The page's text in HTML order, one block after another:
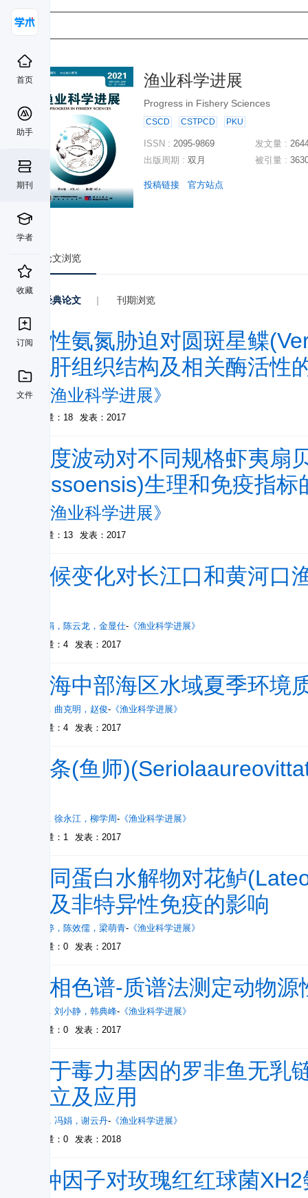
首页
助手
期刊
学者
收藏
订阅
文件
渔业科学进展
Progress in Fishery Sciences
CSCD CSTPCD PKU
ISSN : 2095-9869
出版周期 : 双月
发文量 :
被引量 :
投稿链接 官方站点
论文浏览
经典论文 | 刊期浏览
急性氨氮胁迫对圆斑星鲽
和肝组织结构及相关酶活性
- 《渔业科学进展》
被引量：18 发表：2017
温度波动对不同规格虾夷扇
yessoensis)生理和免疫指标
《渔业科学进展》
被引量：13 发表：2017
气候变化对长江口和黄河
单秀娟 ， 陈云龙 ， 金显仕- 《渔业科学进展》
被引量：4
发表：2017
渤海中部海区水域夏季环境
， 曲克明 ， 赵俊- 《渔业科学进展》
被引量：4
发表：2017
黄条(鱼师
， 徐永江 ， 柳学周- 《渔业科学进展》
被引量：1
发表：2017
不同蛋白水解物对花鲈
能及非特异性免疫的影响
张婷婷 ， 陈效儒 ， 梁萌青- 《渔业科学进展》
被引量：0
发表：2017
气相色谱-质谱法测定动物
， 刘小静 ， 韩典峰- 《渔业科学进展》
被引量：0
发表：2017
基于毒力基因的罗非鱼无
建立及应用
， 冯娟 ， 谢云丹- 《渔业科学进展》
被引量：0
发表：2018
4种因子对玫瑰红红球菌